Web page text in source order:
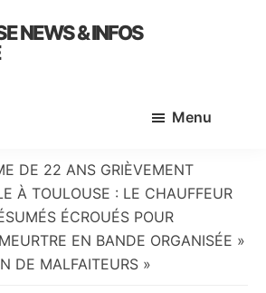
NEWS & INFOS
Menu
DE 22 ANS GRIÈVEMENT
À TOULOUSE : LE CHAUFFEUR
ÉCROUÉS POUR
EN BANDE ORGANISÉE »
DE MALFAITEURS »